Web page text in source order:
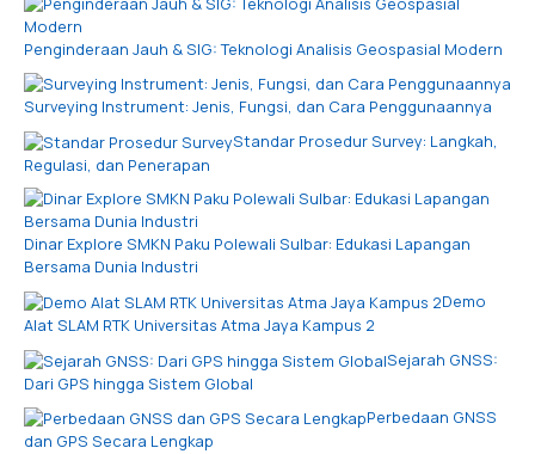
Penginderaan Jauh & SIG: Teknologi Analisis Geospasial Modern
Surveying Instrument: Jenis, Fungsi, dan Cara Penggunaannya
Standar Prosedur Survey: Langkah,
Regulasi, dan Penerapan
Dinar Explore SMKN Paku Polewali Sulbar: Edukasi Lapangan
Bersama Dunia Industri
Demo
Alat SLAM RTK Universitas Atma Jaya Kampus 2
Sejarah GNSS:
Dari GPS hingga Sistem Global
Perbedaan GNSS
dan GPS Secara Lengkap